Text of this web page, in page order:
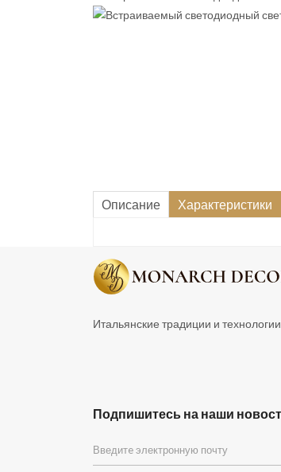
Описание Характеристики
Итальянские традиции и технологии
Подпишитесь на наши